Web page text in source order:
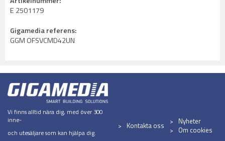
E 2501179
Gigamedia referens:
GGM OFSVCMD42UN
Vi finns alltid nära dig, med över 300
inne-
och utesäljare som kan hjälpa dig.
Kontakta oss
Nyheter
Om cookies